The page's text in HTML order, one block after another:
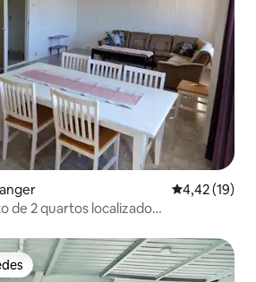
4,42 de uma
4,42 (19)
de 2 quartos localizado